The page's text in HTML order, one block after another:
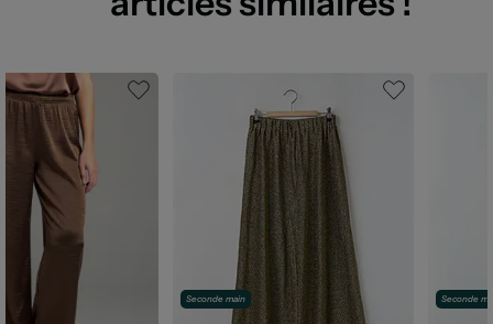
Seconde main Seconde